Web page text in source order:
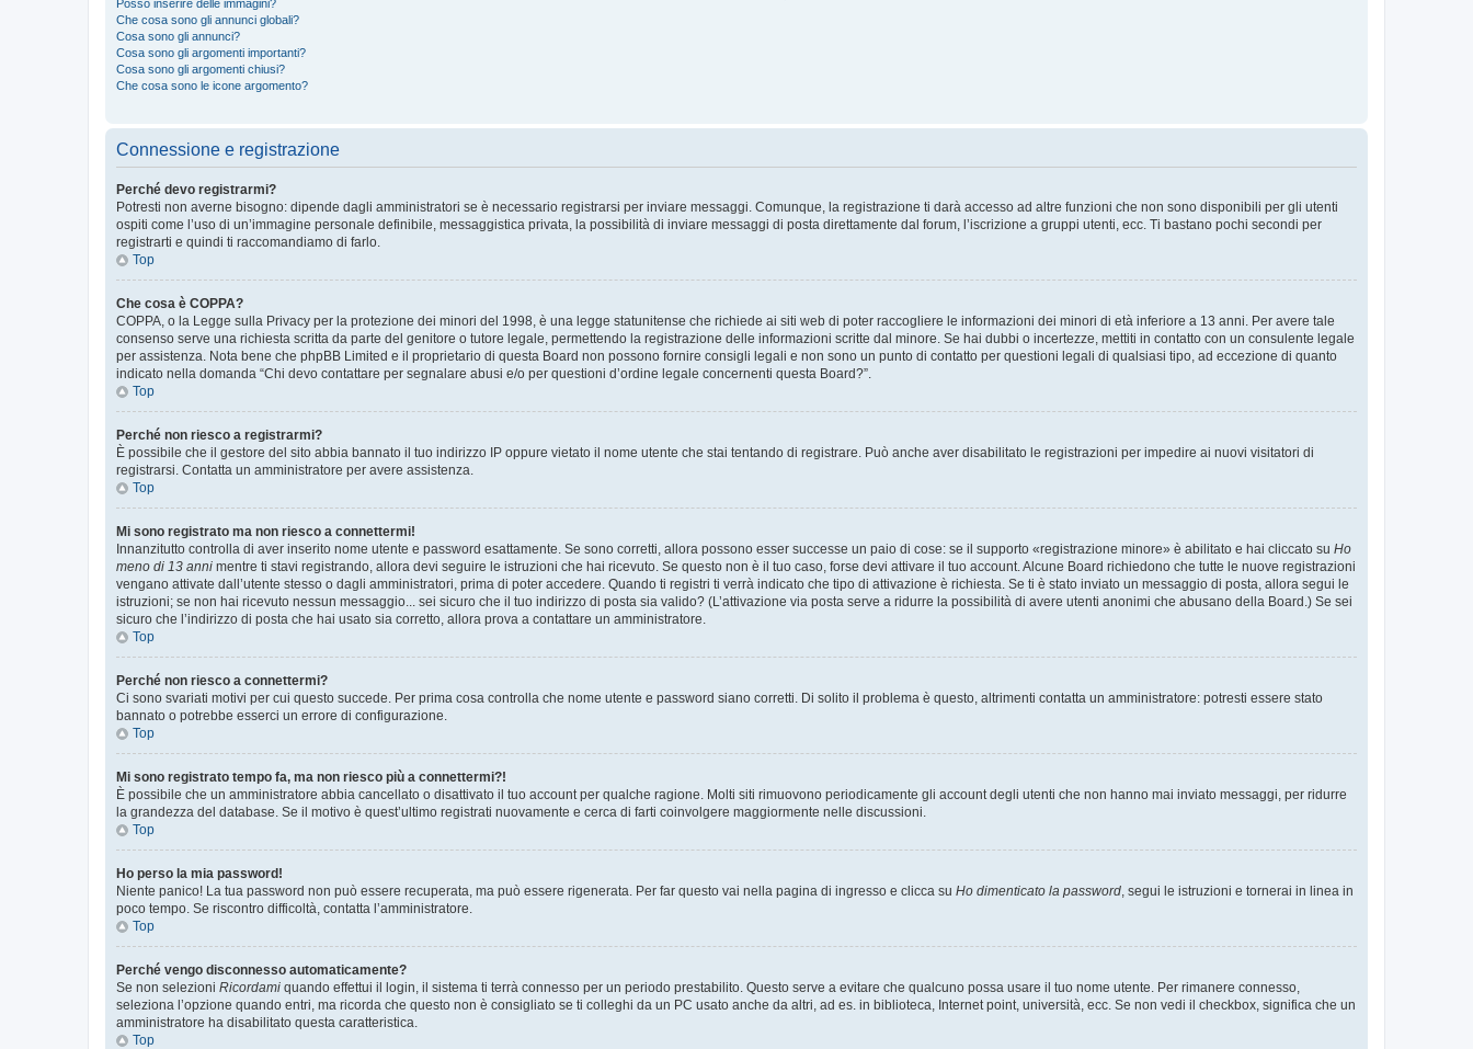
Posso inserire delle immagini?
Che cosa sono gli annunci globali?
Cosa sono gli annunci?
Cosa sono gli argomenti importanti?
Cosa sono gli argomenti chiusi?
Che cosa sono le icone argomento?
Connessione e registrazione
Perché devo registrarmi?
Potresti non averne bisogno: dipende dagli amministratori se è necessario registrarsi per inviare messaggi. Comunque, la registrazione ti darà accesso ad altre funzioni che non sono disponibili per gli utenti
ospiti come l’uso di un’immagine personale definibile, messaggistica privata, la possibilità di inviare messaggi di posta direttamente dal forum, l’iscrizione a gruppi utenti, ecc. Ti bastano pochi secondi per
registrarti e quindi ti raccomandiamo di farlo.
Top
Che cosa è COPPA?
COPPA, o la Legge sulla Privacy per la protezione dei minori del 1998, è una legge statunitense che richiede ai siti web di poter raccogliere le informazioni dei minori di età inferiore a 13 anni. Per avere tale
consenso serve una richiesta scritta da parte del genitore o tutore legale, permettendo la registrazione delle informazioni scritte dal minore. Se hai dubbi o incertezze, mettiti in contatto con un consulente legale
per assistenza. Nota bene che phpBB Limited e il proprietario di questa Board non possono fornire consigli legali e non sono un punto di contatto per questioni legali di qualsiasi tipo, ad eccezione di quanto
indicato nella domanda “Chi devo contattare per segnalare abusi e/o per questioni d’ordine legale concernenti questa Board?”.
Top
Perché non riesco a registrarmi?
È possibile che il gestore del sito abbia bannato il tuo indirizzo IP oppure vietato il nome utente che stai tentando di registrare. Può anche aver disabilitato le registrazioni per impedire ai nuovi visitatori di
registrarsi. Contatta un amministratore per avere assistenza.
Top
Mi sono registrato ma non riesco a connettermi!
Innanzitutto controlla di aver inserito nome utente e password esattamente. Se sono corretti, allora possono esser successe un paio di cose: se il supporto «registrazione minore» è abilitato e hai cliccato su Ho
meno di 13 anni mentre ti stavi registrando, allora devi seguire le istruzioni che hai ricevuto. Se questo non è il tuo caso, forse devi attivare il tuo account. Alcune Board richiedono che tutte le nuove registrazioni
vengano attivate dall’utente stesso o dagli amministratori, prima di poter accedere. Quando ti registri ti verrà indicato che tipo di attivazione è richiesta. Se ti è stato inviato un messaggio di posta, allora segui le
istruzioni; se non hai ricevuto nessun messaggio... sei sicuro che il tuo indirizzo di posta sia valido? (L’attivazione via posta serve a ridurre la possibilità di avere utenti anonimi che abusano della Board.) Se sei
sicuro che l’indirizzo di posta che hai usato sia corretto, allora prova a contattare un amministratore.
Top
Perché non riesco a connettermi?
Ci sono svariati motivi per cui questo succede. Per prima cosa controlla che nome utente e password siano corretti. Di solito il problema è questo, altrimenti contatta un amministratore: potresti essere stato
bannato o potrebbe esserci un errore di configurazione.
Top
Mi sono registrato tempo fa, ma non riesco più a connettermi?!
È possibile che un amministratore abbia cancellato o disattivato il tuo account per qualche ragione. Molti siti rimuovono periodicamente gli account degli utenti che non hanno mai inviato messaggi, per ridurre
la grandezza del database. Se il motivo è quest’ultimo registrati nuovamente e cerca di farti coinvolgere maggiormente nelle discussioni.
Top
Ho perso la mia password!
Niente panico! La tua password non può essere recuperata, ma può essere rigenerata. Per far questo vai nella pagina di ingresso e clicca su Ho dimenticato la password, segui le istruzioni e tornerai in linea in
poco tempo. Se riscontro difficoltà, contatta l’amministratore.
Top
Perché vengo disconnesso automaticamente?
Se non selezioni Ricordami quando effettui il login, il sistema ti terrà connesso per un periodo prestabilito. Questo serve a evitare che qualcuno possa usare il tuo nome utente. Per rimanere connesso,
seleziona l’opzione quando entri, ma ricorda che questo non è consigliato se ti colleghi da un PC usato anche da altri, ad es. in biblioteca, Internet point, università, ecc. Se non vedi il checkbox, significa che un
amministratore ha disabilitato questa caratteristica.
Top